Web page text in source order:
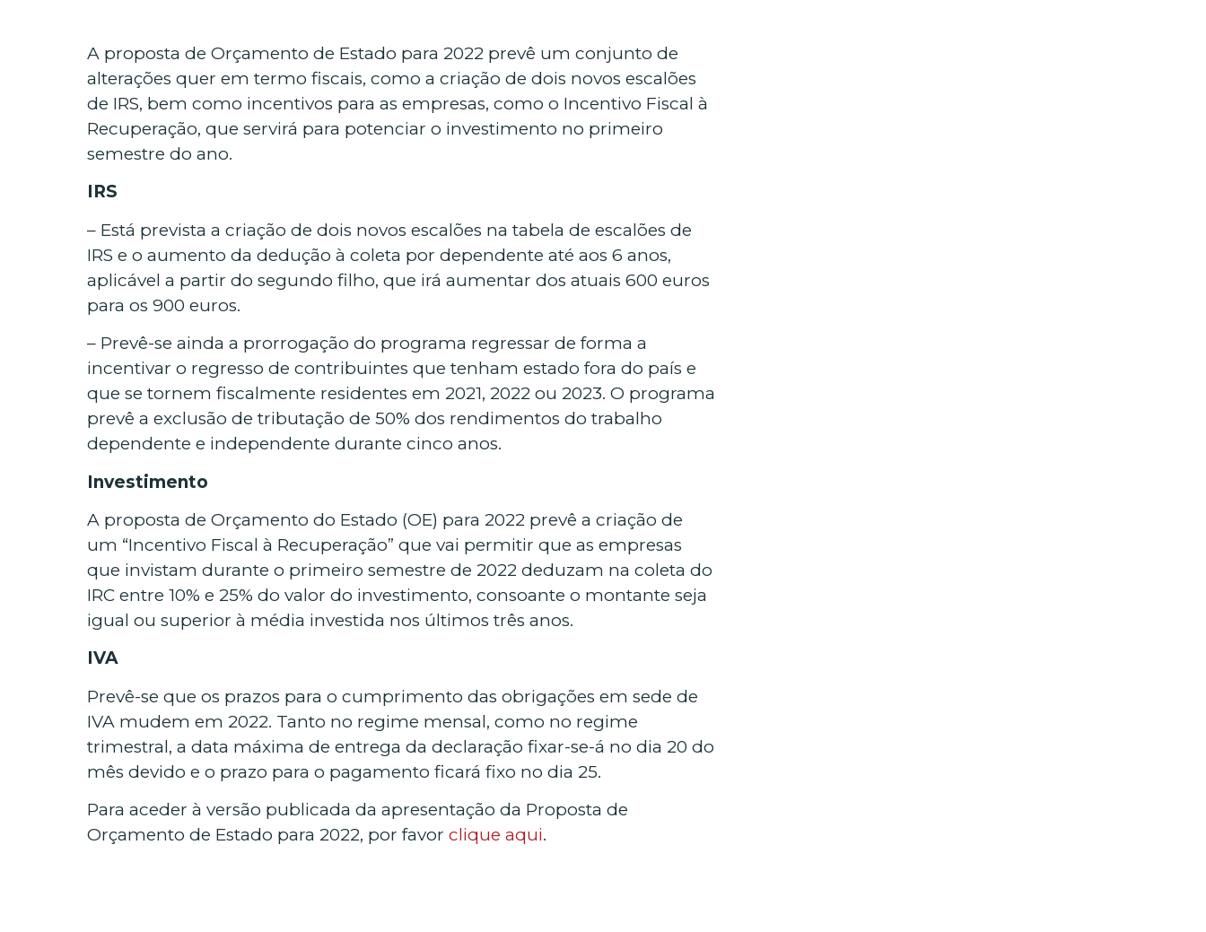
A proposta de Orçamento de Estado para 2022 prevê um conjunto de
alterações quer em termo fiscais, como a criação de dois novos escalões
de IRS, bem como incentivos para as empresas, como o Incentivo Fiscal à
Recuperação, que servirá para potenciar o investimento no primeiro
semestre do ano.
IRS
– Está prevista a criação de dois novos escalões na tabela de escalões de
IRS e o aumento da dedução à coleta por dependente até aos 6 anos,
aplicável a partir do segundo filho, que irá aumentar dos atuais 600 euros
para os 900 euros.
– Prevê-se ainda a prorrogação do programa regressar de forma a
incentivar o regresso de contribuintes que tenham estado fora do país e
que se tornem fiscalmente residentes em 2021, 2022 ou 2023. O programa
prevê a exclusão de tributação de 50% dos rendimentos do trabalho
dependente e independente durante cinco anos.
Investimento
A proposta de Orçamento do Estado (OE) para 2022 prevê a criação de
um “Incentivo Fiscal à Recuperação” que vai permitir que as empresas
que invistam durante o primeiro semestre de 2022 deduzam na coleta do
IRC entre 10% e 25% do valor do investimento, consoante o montante seja
igual ou superior à média investida nos últimos três anos.
IVA
Prevê-se que os prazos para o cumprimento das obrigações em sede de
IVA mudem em 2022. Tanto no regime mensal, como no regime
trimestral, a data máxima de entrega da declaração fixar-se-á no dia 20 do
mês devido e o prazo para o pagamento ficará fixo no dia 25.
Para aceder à versão publicada da apresentação da Proposta de
Orçamento de Estado para 2022, por favor clique aqui.